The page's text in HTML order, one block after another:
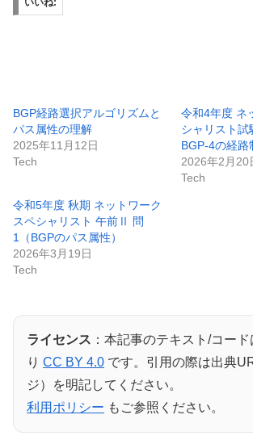
いいね:
BGP経路選択アルゴリズムと
パス属性の理解
2025年11月12日
Tech
令和4年度 ネ
シャリスト
BGP-4の経路
2026年2月20
Tech
令和5年度 秋期 ネットワーク
スペシャリスト 午前Ⅱ 問
1（BGPのパス属性）
2026年3月19日
Tech
ライセンス ：本記事のテキスト/コー
り CC BY 4.0 です。引用の際は出典
ジ）を明記してください。
利用ポリシー もご参照ください。